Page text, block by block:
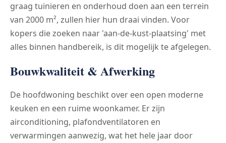
graag tuinieren en onderhoud doen aan een terrein
van 2000 m², zullen hier hun draai vinden. Voor
kopers die zoeken naar 'aan-de-kust-plaatsing' met
alles binnen handbereik, is dit mogelijk te afgelegen.
Bouwkwaliteit & Afwerking
De hoofdwoning beschikt over een open moderne
keuken en een ruime woonkamer. Er zijn
airconditioning, plafondventilatoren en
verwarmingen aanwezig, wat het hele jaar door